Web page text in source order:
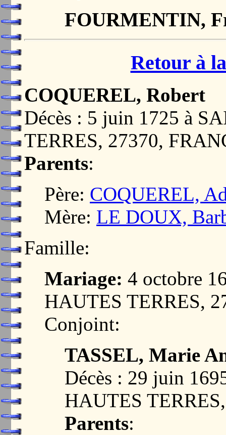
FOURMENTIN,
Retour à
COQUEREL, Robert
Décès : 5 juin 1725 à
TERRES, 27370,
Parents:
Père: COQUEREL,
Mère: LE DOUX,
Famille:
Mariage: 4 octobre
HAUTES TERRES,
Conjoint:
TASSEL, Marie
Décès : 29 juin
HAUTES
Parents: